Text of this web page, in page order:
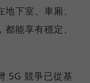
下室、車廂、
能享有穩定、
5G 競爭已從基